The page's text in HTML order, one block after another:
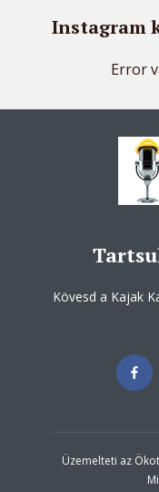
Instagram
Error
Kövesd a Kajak
Üzemelteti az